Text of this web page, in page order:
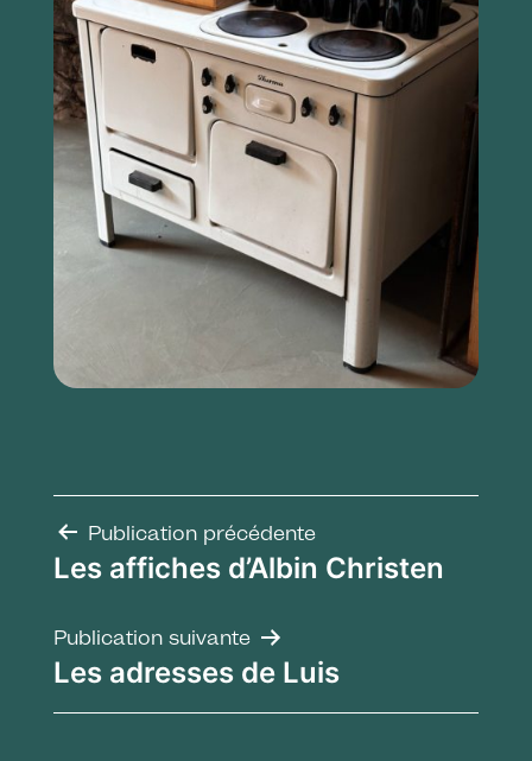
Navigation
de
l’article
Publication précédente
Les affiches d’Albin Christen
Publication suivante
Les adresses de Luis